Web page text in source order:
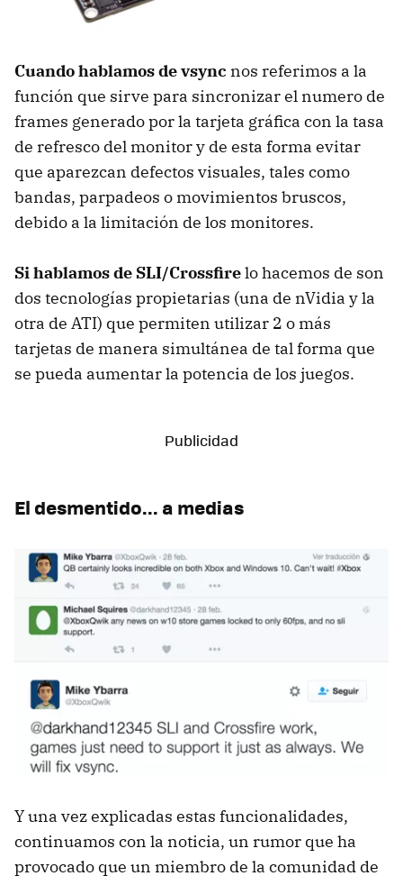
Cuando hablamos de vsync nos referimos a la
función que sirve para sincronizar el numero de
frames generado por la tarjeta gráfica con la tasa
de refresco del monitor y de esta forma evitar
que aparezcan defectos visuales, tales como
bandas, parpadeos o movimientos bruscos,
debido a la limitación de los monitores.
Si hablamos de SLI/Crossfirelo hacemos de son
dos tecnologías propietarias (una de nVidia y la
otra de ATI) que permiten utilizar 2 o más
tarjetas de manera simultánea de tal forma que
se pueda aumentar la potencia de los juegos.
El desmentido... a medias
Y una vez explicadas estas funcionalidades,
continuamos con la noticia, un rumor que ha
provocado que un miembro de la comunidad de